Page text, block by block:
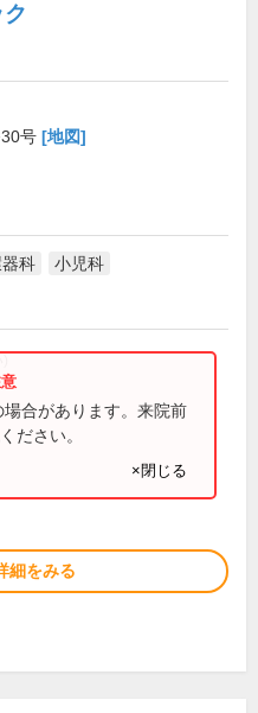
号 [地図]
科 小児科
合があります。来院前
ださい。
×閉じる
細をみる